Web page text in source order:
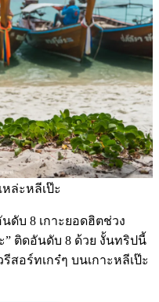
ล่ะหลีเป๊ะ
ดับ 8 เกาะยอดฮิตช่วง
ะ” ติดอันดับ 8 ด้วย งั้นทริปนี้
สอร์ทเกร๋ๆ บนเกาะหลีเป๊ะ